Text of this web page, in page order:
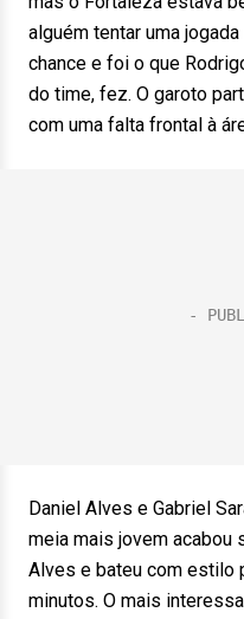
alguém tentar uma
chance e foi o que
do time, fez. O garoto
com uma falta frontal à
Daniel Alves e Gabriel
meia mais jovem acabou
Alves e bateu com estilo
minutos. O mais